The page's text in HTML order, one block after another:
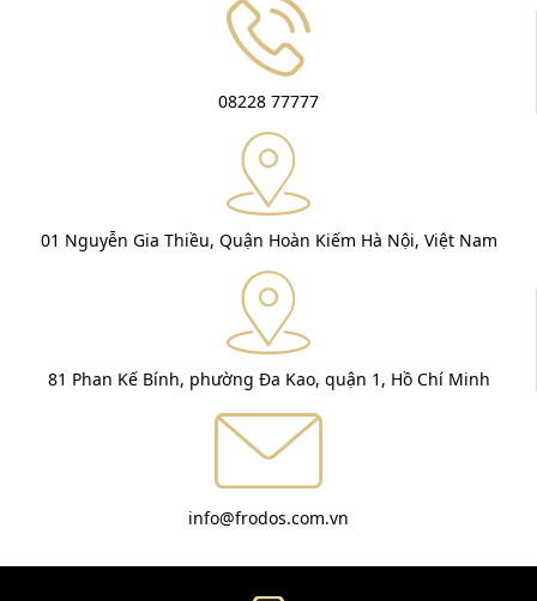
08228 77777
01 Nguyễn Gia Thiều, Quận Hoàn Kiếm Hà Nội, Việt Nam
81 Phan Kế Bính, phường Đa Kao, quận 1, Hồ Chí Minh
info@frodos.com.vn